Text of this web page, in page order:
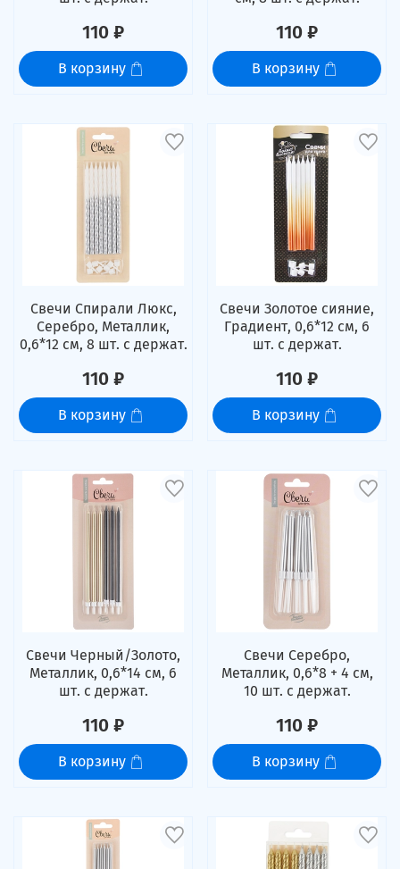
110 ₽
В корзину
110 ₽
В корзину
Свечи Спирали Люкс,
Серебро, Металлик,
0,6*12 см, 8 шт. с держат.
110 ₽
В корзину
Свечи Золотое сияние,
Градиент, 0,6*12 см, 6
шт. с держат.
110 ₽
В корзину
Свечи Черный/Золото,
Металлик, 0,6*14 см, 6
шт. с держат.
110 ₽
В корзину
Свечи Серебро,
Металлик, 0,6*8 + 4 см,
10 шт. с держат.
110 ₽
В корзину